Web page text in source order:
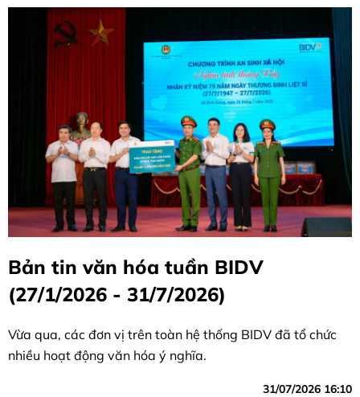
Bản tin văn hóa tuần BIDV
(27/1/2026 - 31/7/2026)
Vừa qua, các đơn vị trên toàn hệ thống BIDV đã tổ chức
nhiều hoạt động văn hóa ý nghĩa.
31/07/2026 16:10